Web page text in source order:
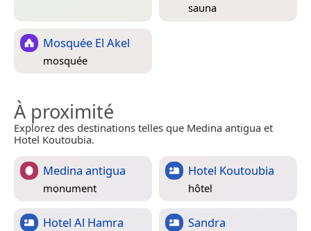
sauna
Mosquée El Akel
mosquée
À proximité
Explorez des destinations telles que Medina antigua et
Hotel Koutoubia.
Medina antigua
monument
Hotel Koutoubia
hôtel
Hotel Al Hamra Sandra